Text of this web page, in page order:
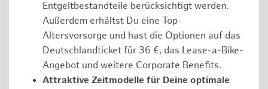
Entgeltbestandteile berücksichtigt werden.
Außerdem erhältst Du eine Top-
Altersvorsorge und hast die Optionen auf das
Deutschlandticket für 36 €, das Lease-a-Bike-
Angebot und weitere Corporate Benefits.
Attraktive Zeitmodelle für Deine optimale